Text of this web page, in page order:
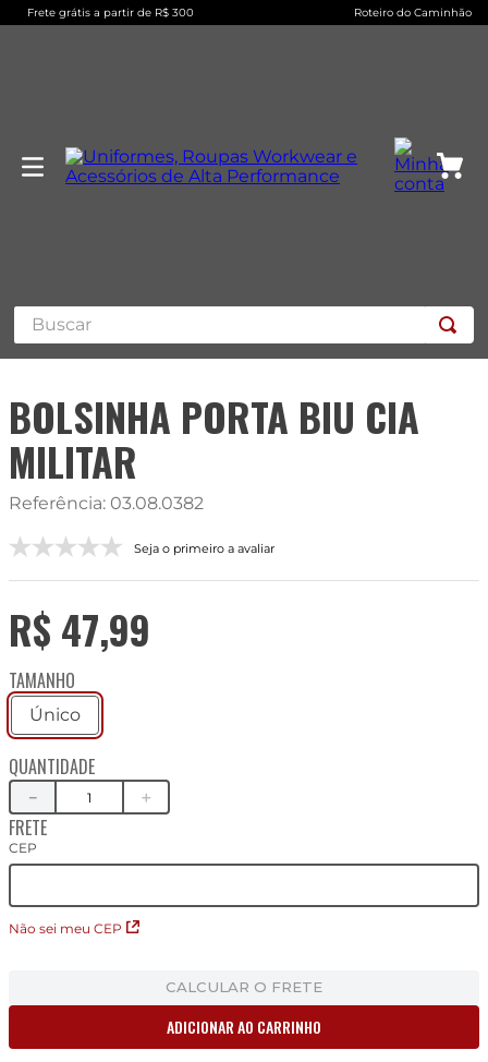
Frete grátis a partir de R$ 300 Roteiro do Caminhão
Buscar
BOLSINHA PORTA BIU CIA
MILITAR
Referência: 03.08.0382
Seja o primeiro a avaliar
R$ 47,99
TAMANHO
Único
QUANTIDADE
＋
－
FRETE
CEP
Não sei meu CEP
CALCULAR O FRETE
ADICIONAR AO CARRINHO